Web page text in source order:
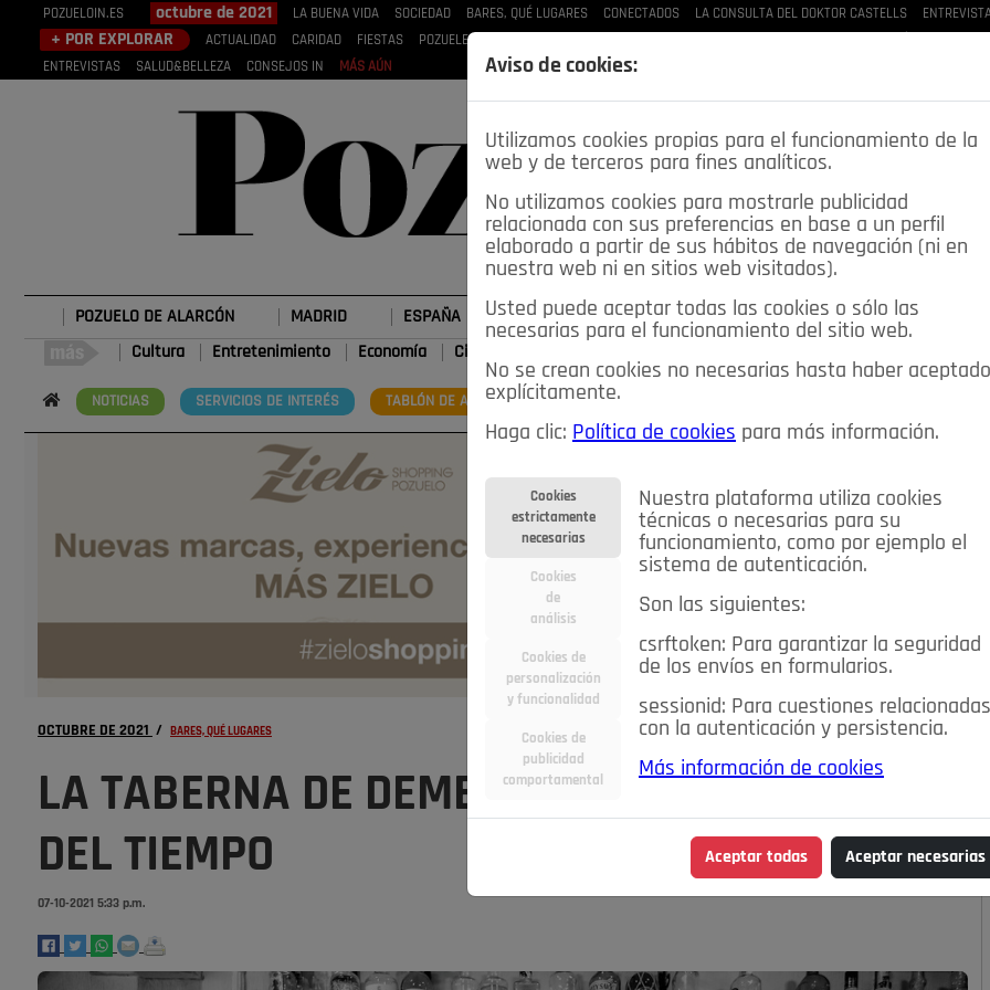
POZUELOIN.ES octubre de 2021 LA BUENA VIDA SOCIEDAD BARES, QUÉ LUGARES CONECTADOS LA CONSULTA DEL DOKTOR CASTELLS
+ POR EXPLORAR ACTUALIDAD CARIDAD FIESTAS POZUELEROS
ENTREVISTAS
SALUD&BELLEZA CONSEJOS IN MÁS AÚN
POZUELO DE ALARCÓN MADRID ESPAÑA DEPORTES OPINIÓN IN SALUD 🔴 EN DIRECTO
Cultura Entretenimiento Economía Ciencia&Tecnología
NOTICIAS SERVICIOS DE INTERÉS TABLÓN DE ANUNCIOS MIS ANUNCIOS
OCTUBRE DE 2021 / BARES, QUÉ LUGARES
LA TABERNA DE DEMETRIO, UN LUGAR FUERA
DEL TIEMPO
07-10-2021 5:33 p.m.
Aviso de cookies:
Utilizamos cookies propias para el funcionamiento de la
web y de terceros para fines analíticos.
No utilizamos cookies para mostrarle publicidad
relacionada con sus preferencias en base a un perfil
elaborado a partir de sus hábitos de navegación (ni en
nuestra web ni en sitios web visitados).
Usted puede aceptar todas las cookies o sólo las
necesarias para el funcionamiento del sitio web.
No se crean cookies no necesarias hasta haber aceptado
explícitamente.
Haga clic: Política de cookies para más información.
Cookies
estrictamente
necesarias
Cookies
de
análisis
Cookies de
personalización
y funcionalidad
Cookies de
publicidad
comportamental
Nuestra plataforma utiliza cookies
técnicas o necesarias para su
funcionamiento, como por ejemplo el
sistema de autenticación.
Son las siguientes:
csrftoken: Para garantizar la seguridad
de los envíos en formularios.
sessionid: Para cuestiones relacionadas
con la autenticación y persistencia.
Más información de cookies
Aceptar todas Aceptar necesarias